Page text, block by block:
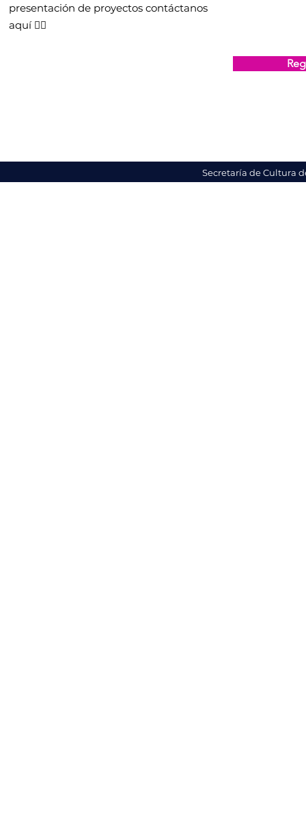
presentación de proyectos contáctanos
aquí 👇🏻
Secretaría de Cultura